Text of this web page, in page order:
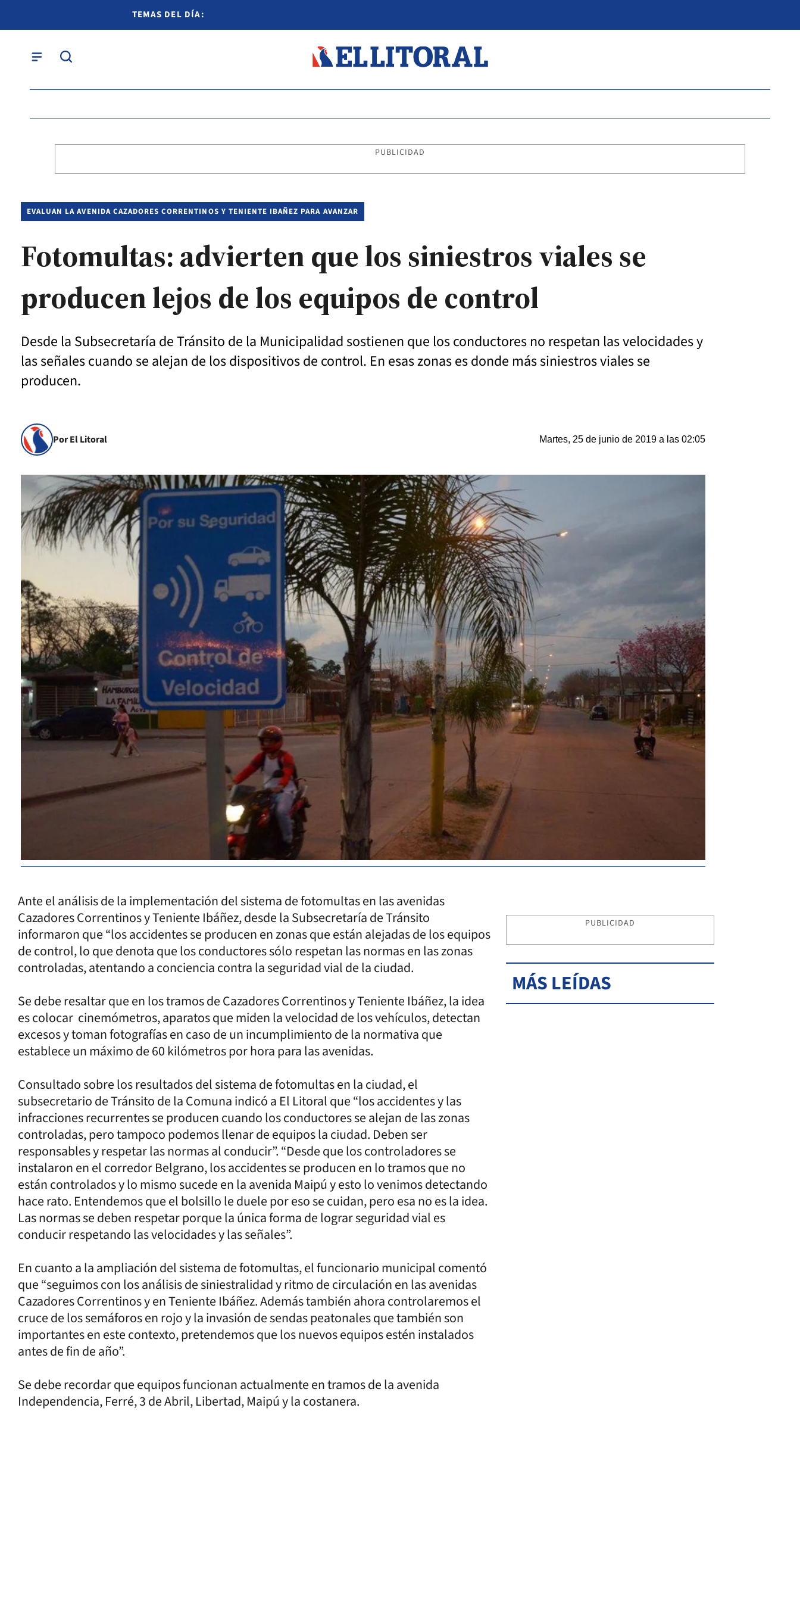
TEMAS DEL DÍA:
PUBLICIDAD
EVALUAN LA AVENIDA CAZADORES CORRENTINOS Y TENIENTE IBAÑEZ PARA AVANZAR
Fotomultas: advierten que los siniestros viales se
producen lejos de los equipos de control
Desde la Subsecretaría de Tránsito de la Municipalidad sostienen que los conductores no respetan las velocidades y
las señales cuando se alejan de los dispositivos de control. En esas zonas es donde más siniestros viales se
producen.
Por El Litoral Martes, 25 de junio de 2019 a las 02:05
Ante el análisis de la implementación del sistema de fotomultas en las avenidas
Cazadores Correntinos y Teniente Ibáñez, desde la Subsecretaría de Tránsito
informaron que “los accidentes se producen en zonas que están alejadas de los equipos
de control, lo que denota que los conductores sólo respetan las normas en las zonas
controladas, atentando a conciencia contra la seguridad vial de la ciudad.
Se debe resaltar que en los tramos de Cazadores Correntinos y Teniente Ibáñez, la idea
es colocar cinemómetros, aparatos que miden la velocidad de los vehículos, detectan
excesos y toman fotografías en caso de un incumplimiento de la normativa que
establece un máximo de 60 kilómetros por hora para las avenidas.
Consultado sobre los resultados del sistema de fotomultas en la ciudad, el
subsecretario de Tránsito de la Comuna indicó a El Litoral que “los accidentes y las
infracciones recurrentes se producen cuando los conductores se alejan de las zonas
controladas, pero tampoco podemos llenar de equipos la ciudad. Deben ser
responsables y respetar las normas al conducir”. “Desde que los controladores se
instalaron en el corredor Belgrano, los accidentes se producen en lo tramos que no
están controlados y lo mismo sucede en la avenida Maipú y esto lo venimos detectando
hace rato. Entendemos que el bolsillo le duele por eso se cuidan, pero esa no es la idea.
Las normas se deben respetar porque la única forma de lograr seguridad vial es
conducir respetando las velocidades y las señales”.
En cuanto a la ampliación del sistema de fotomultas, el funcionario municipal comentó
que “seguimos con los análisis de siniestralidad y ritmo de circulación en las avenidas
Cazadores Correntinos y en Teniente Ibáñez. Además también ahora controlaremos el
cruce de los semáforos en rojo y la invasión de sendas peatonales que también son
importantes en este contexto, pretendemos que los nuevos equipos estén instalados
antes de fin de año”.
Se debe recordar que equipos funcionan actualmente en tramos de la avenida
Independencia, Ferré, 3 de Abril, Libertad, Maipú y la costanera.
PUBLICIDAD
MÁS LEÍDAS